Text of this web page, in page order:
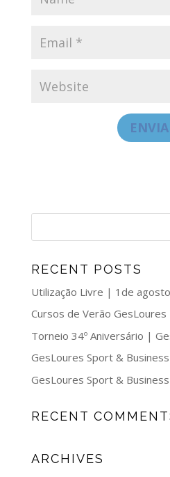
RECENT POSTS
Utilização Livre | 1de
Cursos de Verão GesLoures
Torneio 34º Aniversário |
GesLoures Sport &
GesLoures Sport &
RECENT
ARCHIVES